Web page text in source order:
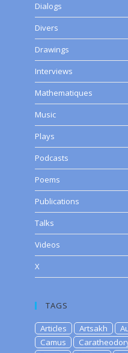
Dialogs
Divers
Drawings
Interviews
Mathematiques
Music
Plays
Podcasts
Poems
Publications
Talks
Videos
X
TAGS
Articles Artsakh
Camus